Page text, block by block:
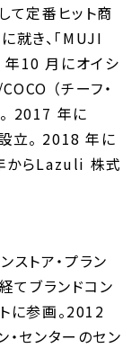
て定番ヒット商
就き、「MUJI
10 月にオイシ
（チーフ・
。 2017 年に
。 2018 年に
からLazuli 株式
トア・プラン
てブランドコン
に参画。2012
・センターのセン